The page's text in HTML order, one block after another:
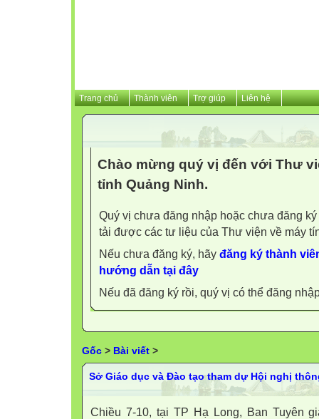
Trang chủ Thành viên Trợ giúp Liên hệ
Chào mừng quý vị đến với Thư
tỉnh Quảng Ninh.
Quý vị chưa đăng nhập hoặc chưa đăng
tải được các tư liệu của Thư viện về máy
Nếu chưa đăng ký, hãy đăng ký thành
hướng dẫn tại đây
Nếu đã đăng ký rồi, quý vị có thể đăng
Gốc > Bài viết >
Sở Giáo dục và Đào tạo tham dự Hội nghị
Chiều 7-10, tại TP Hạ Long, Ban Tuyên